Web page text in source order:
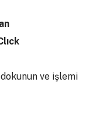
ve işlemi